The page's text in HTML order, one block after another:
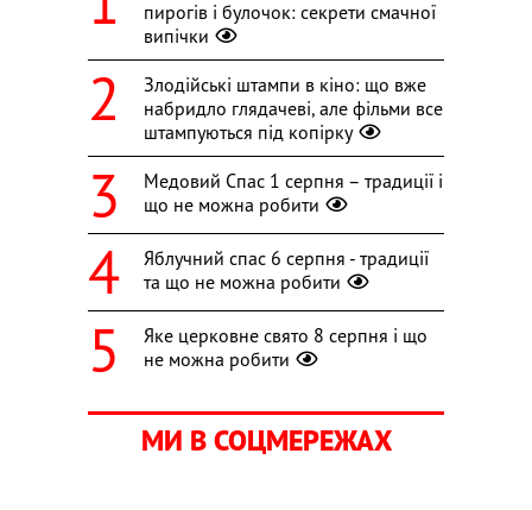
пирогів і булочок: секрети смачної
випічки
Злодійські штампи в кіно: що вже
набридло глядачеві, але фільми все
штампуються під копірку
Медовий Спас 1 серпня – традиції і
що не можна робити
Яблучний спас 6 серпня - традиції
та що не можна робити
Яке церковне свято 8 серпня і що
не можна робити
МИ В СОЦМЕРЕЖАХ